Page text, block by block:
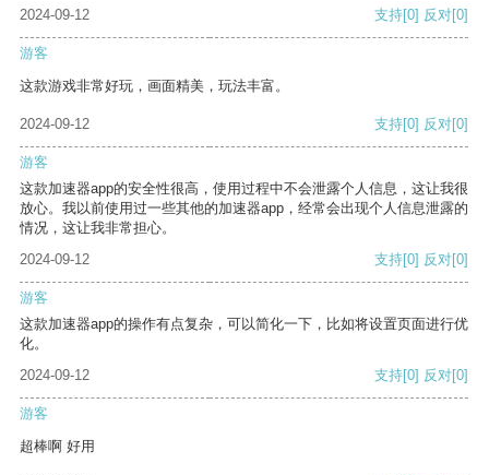
2024-09-12 支持[0] 反对[0]
游客
这款游戏非常好玩，画面精美，玩法丰富。
2024-09-12 支持[0] 反对[0]
游客
这款加速器app的安全性很高，使用过程中不会泄露个人信息，这让我很
放心。我以前使用过一些其他的加速器app，经常会出现个人信息泄露的
情况，这让我非常担心。
2024-09-12
支持[0] 反对[0]
游客
这款加速器app的操作有点复杂，可以简化一下，比如将设置页面进行优
化。
2024-09-12
支持[0] 反对[0]
游客
超棒啊 好用